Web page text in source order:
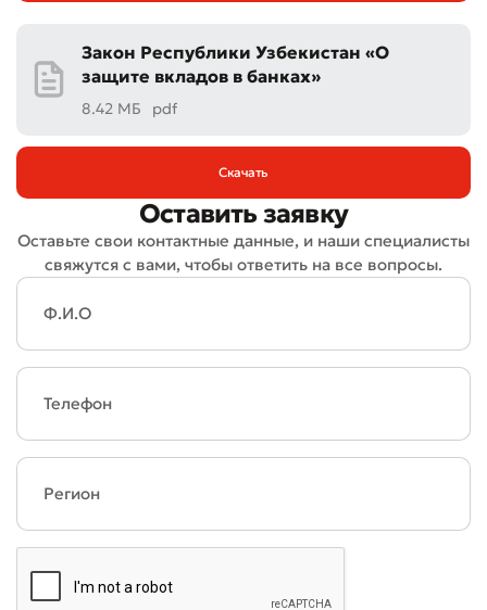
Закон Республики Узбекистан «О
защите вкладов в банках»
8.42 МБ pdf
Скачать
Оставить заявку
Оставьте свои контактные данные, и наши специалисты
свяжутся с вами, чтобы ответить на все вопросы.